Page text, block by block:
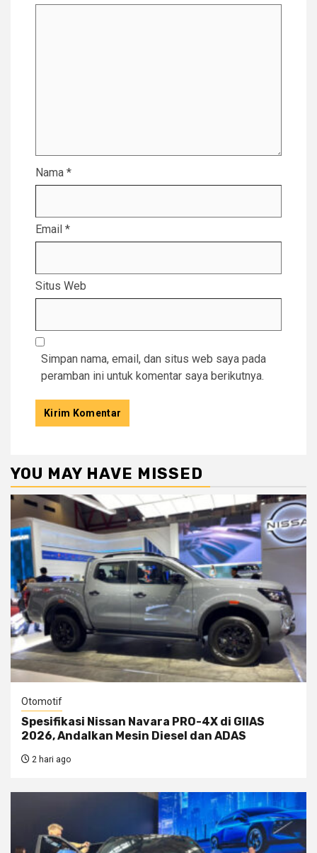
Nama *
Email *
Situs Web
Simpan nama, email, dan situs web saya pada
peramban ini untuk komentar saya berikutnya.
YOU MAY HAVE MISSED
Otomotif
Spesifikasi Nissan Navara PRO-4X di GIIAS
2026, Andalkan Mesin Diesel dan ADAS
2 hari ago